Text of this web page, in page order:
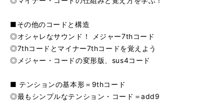
■その他のコードと構造
◎オシャレなサウンド！ メジャー7thコード
◎7thコードとマイナー7thコードを覚えよう
◎メジャー・コードの変形版、sus4コード
■ テンションの基本形＝9thコード
◎最もシンプルなテンション・コード＝add9